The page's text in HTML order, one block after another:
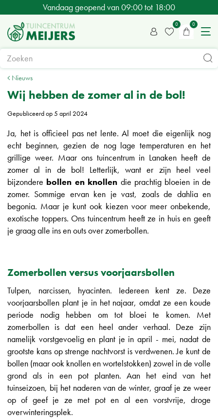
a
Nieuws
Vandaag geopend van09:00tot 18:00
Wij hebben de zomer al in de bol!
Gepubliceerd op5 april 2024
Ja, het is officieel pas net lente. Al moet die eigenlijk nog
echt beginnen, gezien de nog lage temperaturen en het
grillige weer. Maar ons tuincentrum in Lanaken heeft de
zomer al in de bol! Letterlijk, want er zijn heel veel
bijzondere bollen en knollen die prachtig bloeien in de
zomer. Sommige ervan ken je vast, zoals de dahlia en
begonia. Maar je kunt ook kiezen voor meer onbekende,
exotische toppers. Ons tuincentrum heeft ze in huis en geeft
je graag alle ins en outs over zomerbollen.
Zomerbollen versus voorjaarsbollen
Tulpen, narcissen, hyacinten. Iedereen kent ze. Deze
voorjaarsbollen plant je in het najaar, omdat ze een koude
periode nodig hebben om tot bloei te komen. Met
zomerbollen is dat een heel ander verhaal. Deze zijn
namelijk vorstgevoelig en plant je in april - mei, nadat de
grootste kans op strenge nachtvorst is verdwenen. Je kunt de
bollen (maar ook knollen en wortelstokken) zowel in de volle
grond als in een pot planten. Aan het eind van het
tuinseizoen, bij het naderen van de winter, graaf je ze weer
op of geef je ze met pot en al een vorstvrije, droge
overwinteringsplek.